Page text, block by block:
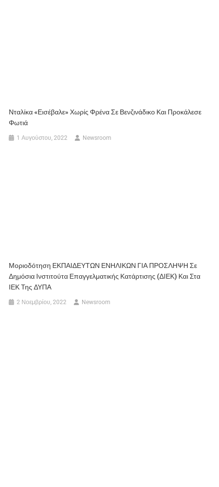
Νταλίκα «εισέβαλε» Χωρίς Φρένα Σε Βενζινάδικο Και Προκάλεσε
Φωτιά
1 Αυγούστου, 2022 Newsroom
Μοριοδότηση ΕΚΠΑΙΔΕΥΤΩΝ ΕΝΗΛΙΚΩΝ ΓΙΑ ΠΡΟΣΛΗΨΗ Σε
Δημόσια Ινστιτούτα Επαγγελματικής Κατάρτισης (ΔΙΕΚ) Και Στα
ΙΕΚ Της ΔΥΠΑ
2 Νοεμβρίου, 2022 Newsroom